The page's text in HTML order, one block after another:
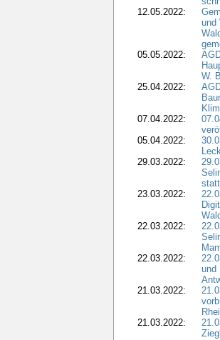
12.05.2022:
und
05.05.2022:
W.
25.04.2022:
07.04.2022:
05.04.2022:
29.03.2022:
23.03.2022:
22.03.2022:
22.03.2022:
und
21.03.2022:
21.03.2022: